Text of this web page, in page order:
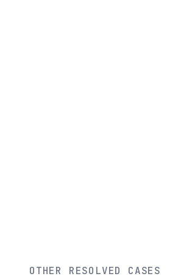
OTHER RESOLVED CASES